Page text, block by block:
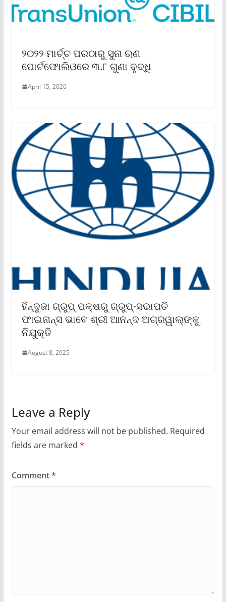
୨୦୨୨ ମାର୍ଚ୍ଚ ପରଠାରୁ ସୁନା ଋଣ
ପୋର୍ଟଫୋଲିଓରେ ୩.୮ ଗୁଣା ବୃଦ୍ଧି
April 15, 2026
ହିନ୍ଦୁଜା ଗ୍ରୁପ୍ ପକ୍ଷରୁ ଗ୍ରୁପ୍‌-ସଭାପତି
ଫାଇନାନ୍ସ ଭାବେ ଶ୍ରୀ ଆନନ୍ଦ ଅଗ୍ରୱାଲ୍‌ଙ୍କୁ
ନିଯୁକ୍ତି
August 8, 2025
Leave a Reply
Your email address will not be published. Required
fields are marked *
Comment*